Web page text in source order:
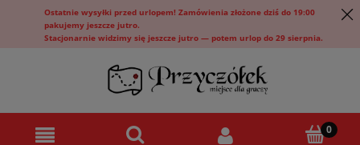
Ostatnie wysyłki przed urlopem! Zamówienia złożone dziś do 19:00
pakujemy jeszcze jutro.
Stacjonarnie widzimy się jeszcze jutro — potem urlop do 29 sierpnia.